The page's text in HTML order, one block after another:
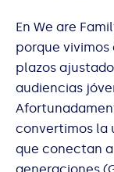
En We are
porque vivimos
plazos
audiencias
convertimos la
que conectan